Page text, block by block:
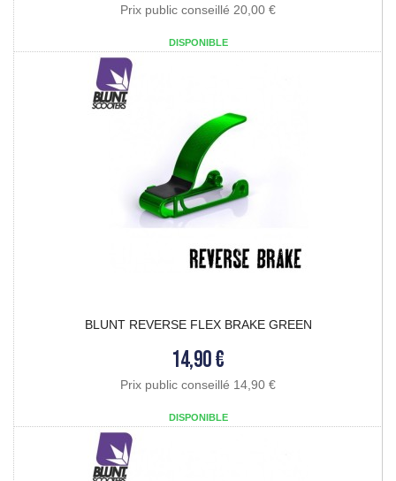
Prix public conseillé 20,00 €
DISPONIBLE
BLUNT REVERSE FLEX BRAKE GREEN
14,90 €
Prix public conseillé 14,90 €
DISPONIBLE